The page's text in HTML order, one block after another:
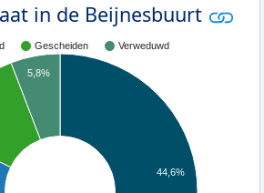
in de Beijnesbuurt
Gescheiden Verweduwd
44,6%
5,8%